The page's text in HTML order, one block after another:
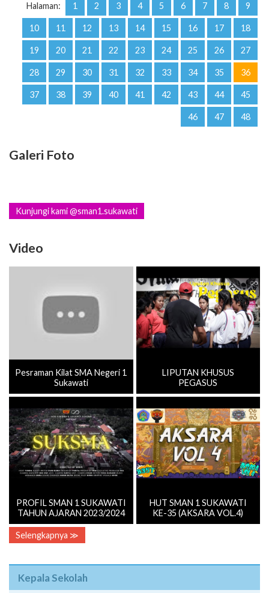
Halaman: 1 2 3 4 5 6 7 8 9
10 11 12 13 14 15 16 17 18
19 20 21 22 23 24 25 26 27
28 29 30 31 32 33 34 35 36
37 38 39 40 41 42 43 44 45
46 47 48
Galeri Foto
Kunjungi kami @sman1.sukawati
Video
Pesraman Kilat SMA Negeri 1
Sukawati
LIPUTAN KHUSUS
PEGASUS
PROFIL SMAN 1 SUKAWATI
TAHUN AJARAN 2023/2024
HUT SMAN 1 SUKAWATI
KE-35 (AKSARA VOL.4)
Selengkapnya ≫
Kepala Sekolah